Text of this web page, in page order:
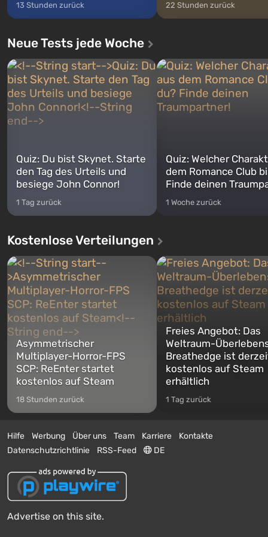
13 Stunden zurück 22 Stunden zurück
Neue Tests jede Woche
Quiz: Du bist Skynet. Starte
den Tag des Urteils und
besiege John Connor!
1 Tag zurück
Quiz: Welcher
dem Romance Club
Finde deinen
1 Woche zurück
Kostenlose Verteilungen
Asymmetrischer
Multiplayer-Horror-FPS
SCP: ReEnter startet
kostenlos auf Steam
18 Stunden zurück
Freies Angebot: Das
Weltraum-
Breathedge ist
kostenlos auf Steam
erhältlich
1 Tag zurück
Hilfe Werbung Über uns Team Karriere
Kontakte
Datenschutzrichtlinie
RSS-Feed DE
Advertise on this site.